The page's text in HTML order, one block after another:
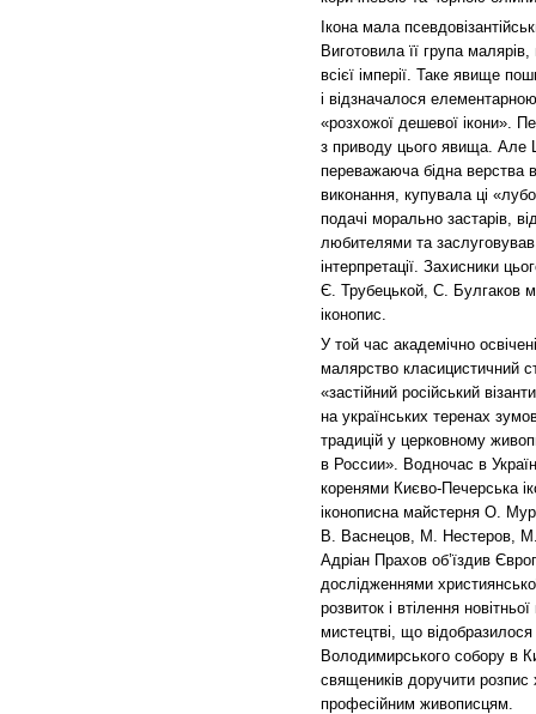
Ікона мала
Виготовила її група
всієї імперії. Таке явище
і відзначалося
«розхожої дешевої ікони».
з приводу цього явища. Але
переважаюча бідна верства
виконання, купувала ці
подачі морально застарів,
любителями та
інтерпретації. Захисники
Є. Трубецькой, С. Булгаков
іконопис.
У той час академічно
малярство класицистичний
«застійний російський
на українських теренах
традицій у церковному
в России». Водночас в
коренями Києво-Печерська
іконописна майстерня О.
В. Васнецов, М. Нестеров,
Адріан Прахов об’їздив
дослідженнями
розвиток і втілення
мистецтві, що
Володимирського собору в
священиків доручити
професійним живописцям.